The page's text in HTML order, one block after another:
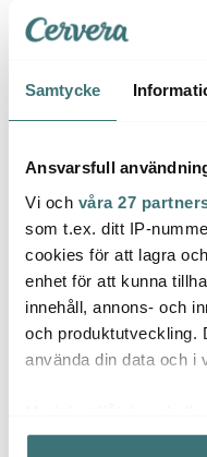
Samtycke
Ansvarsfull
Vi och våra 27
som t.ex. ditt IP-
cookies för att lagra
enhet för att kunna
innehåll, annons- och
och produktutveckling.
använda din data och i
Samla in
Låt dig
Relaterade sidor
Jumbomuggar